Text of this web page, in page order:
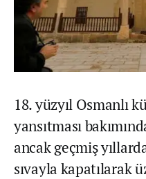
18. yüzyıl Osmanlı
yansıtması
ancak geçmiş
sıvayla kapatılarak